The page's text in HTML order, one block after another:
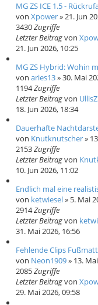
MG ZS ICE 1.5 -
von Xpower» 21. Jun
3430Zugriffe
Letzter Beitragvon
21. Jun 2026, 10:25
MG ZS Hybrid: Wohin
von aries13» 30. Mai
1194Zugriffe
Letzter Beitragvon
18. Jun 2026, 18:34
Dauerhafte
von Knutknutscher»
2153Zugriffe
Letzter Beitragvon
10. Jun 2026, 11:02
Endlich mal eine
von ketwiesel» 5. Mai
2914Zugriffe
Letzter Beitragvon
31. Mai 2026, 16:56
Fehlende Clips
von Neon1909» 13.
2085Zugriffe
Letzter Beitragvon
29. Mai 2026, 09:58